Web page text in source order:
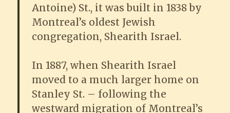
Antoine) St., it was built in 1838 by
Montreal’s oldest Jewish
congregation, Shearith Israel.
In 1887, when Shearith Israel
moved to a much larger home on
Stanley St. – following the
westward migration of Montreal’s